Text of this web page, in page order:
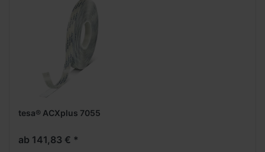
tesa® ACXplus 7055
ab 141,83 € *